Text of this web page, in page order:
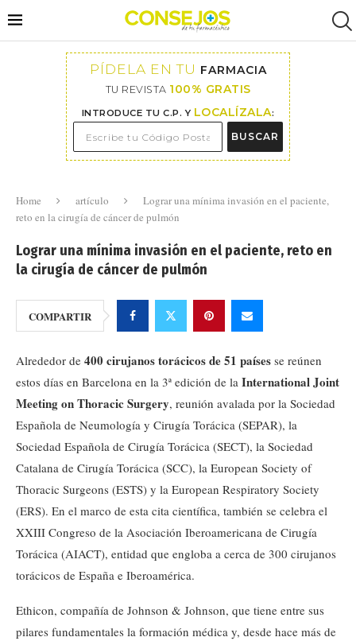
PÍDELA EN TU FARMACIA
TU REVISTA 100% GRATIS
INTRODUCE TU C.P. Y LOCALÍZALA:
BUSCAR
Home artículo
Lograr una mínima invasión en el paciente,
reto en la cirugía de cáncer de pulmón
Lograr una mínima invasión en el paciente, reto en
la cirugía de cáncer de pulmón
COMPARTIR
Alrededor de 400 cirujanos torácicos de 51 países se reúnen
estos días en Barcelona en la 3ª edición de la International Joint
Meeting on Thoracic Surgery, reunión avalada por la Sociedad
Española de Neumología y Cirugía Torácica (SEPAR), la
Sociedad Española de Cirugía Torácica (SECT), la Sociedad
Catalana de Cirugía Torácica (SCC), la European Society of
Thoracic Surgeons (ESTS) y la European Respiratory Society
(ERS). En el marco de esta cita científica, también se celebra el
XXIII Congreso de la Asociación Iberoamericana de Cirugía
Torácica (AIACT), entidad que engloba a cerca de 300 cirujanos
torácicos de España e Iberoamérica.
Ethicon, compañía de Johnson & Johnson, que tiene entre sus
pilares fundamentales la formación médica y, desde hace más de